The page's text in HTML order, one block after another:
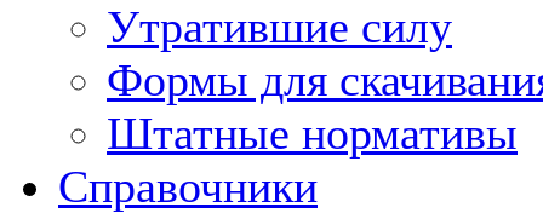
Утратившие силу
Формы для
Штатные нормативы
Справочники